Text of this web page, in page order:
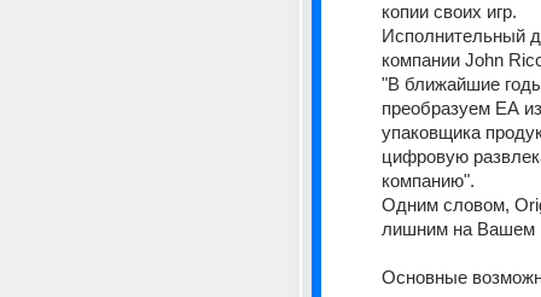
копии своих игр.
Исполнительный
компании John
"В ближайшие
преобразуем ЕА
упаковщика
цифровую
компанию".
Одним словом,
Основные